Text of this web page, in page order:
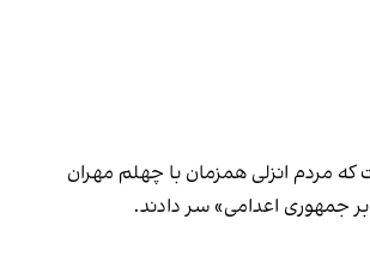
مردم انزلی همزمان با چهلم مهران
جمهوری اعدامی» سر دادند.